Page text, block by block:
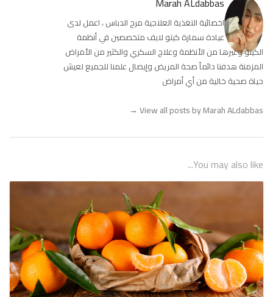
اخصائية التغذية العلاجية مرح الدباس ، اعمل لدى
عيادة سمارة كيتو لايف متخصصين في أنظمة
الكيتو وغيرها من الأنظمة وعلاج السكري والكثير من الأمراض
المزمنة هدفنا دائماً صحة المريض وإيصال علمنا للجميع لعيش
حياة صحية خالية من أي أمراض
View all posts by Marah ALdabbas
→
You may also like...